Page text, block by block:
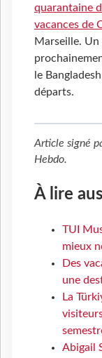
quarantaine
vacances de
Marseille.
le
départs.
Article signé
Hebdo.
À lire
TUI
mieux
Des
une
La
Abigail